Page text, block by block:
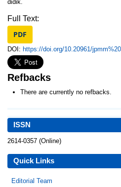
ISSN
2614-0357 (Online)
Quick Links
Editorial Team
didik.
Full Text:
PDF
DOI: https://doi.org/10.20961/
Refbacks
There are currently no refbacks.